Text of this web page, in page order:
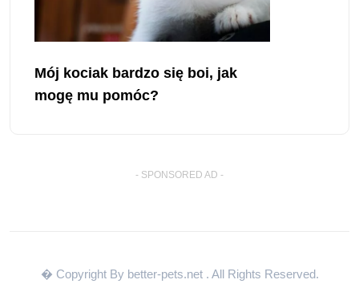
Mój kociak bardzo się boi, jak
mogę mu pomóc?
- SPONSORED AD -
� Copyright By better-pets.net . All Rights Reserved.